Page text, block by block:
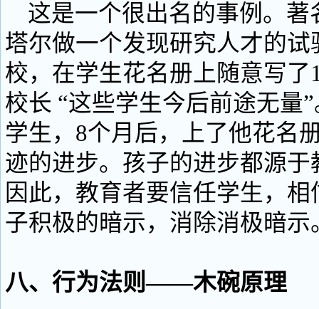
这是一个很出名的事例。著
塔尔做一个发现研究人才的试
校，在学生花名册上随意写了
校长 “这些学生今后前途无量
学生，8个月后，上了他花名
迹的进步。孩子的进步都源
因此，教育者要信任学生，
子积极的暗示，消除消极暗示
八、行为法则——木碗原理